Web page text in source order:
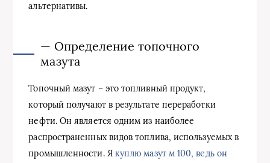
альтернативы.
— Определение топочного
мазута
Топочный мазут – это топливный продукт,
который получают в результате переработки
нефти. Он является одним из наиболее
распространенных видов топлива, используемых в
промышленности. Я куплю мазут м 100, ведь он